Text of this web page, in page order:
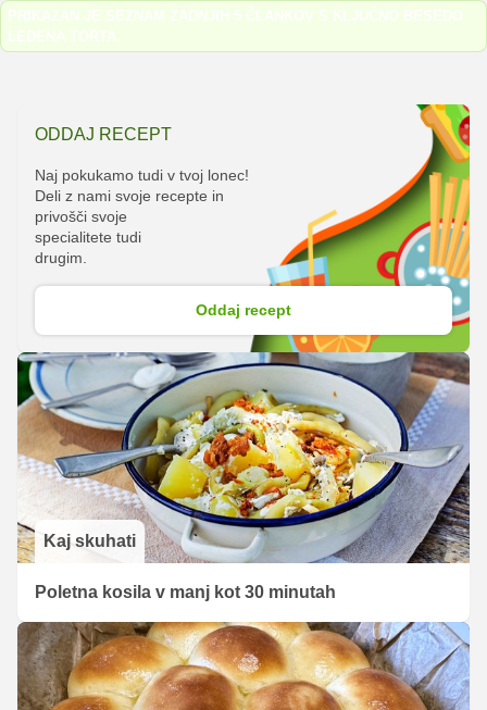
PRIKAZAN JE SEZNAM ZADNJIH 5 ČLANKOV S KLJUČNO BESEDO
LEDENA TORTA.
ODDAJ RECEPT
Naj pokukamo tudi v tvoj lonec!
Deli z nami svoje recepte in
privošči svoje
specialitete tudi
drugim.
Oddaj recept
Kaj skuhati
Poletna kosila v manj kot 30 minutah